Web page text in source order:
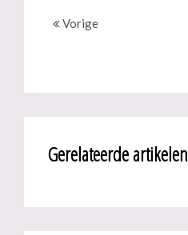
Vorige
Gerelateerde artikelen